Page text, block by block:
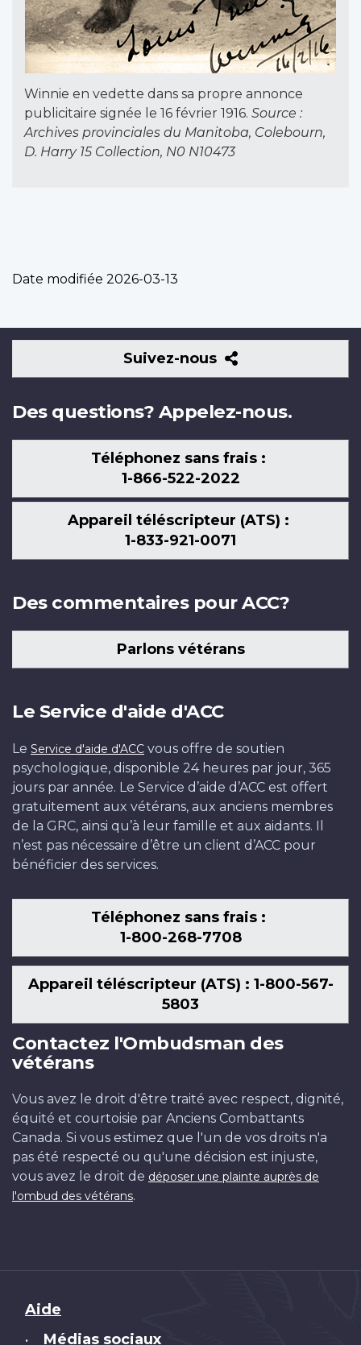
Winnie en vedette dans sa propre annonce
publicitaire signée le 16 février 1916. Source :
Archives provinciales du Manitoba, Colebourn,
D. Harry 15 Collection, N0 N10473
Date modifiée 2026-03-13
Suivez-nous
Suivez-
nous
Des questions? Appelez-nous.
Téléphonez sans frais :
1-866-522-2022
Appareil téléscripteur (ATS) :
1-833-921-0071
Des commentaires pour ACC?
Parlons vétérans
Le Service d'aide d'ACC
Le Service d'aide d'ACC vous offre de soutien
psychologique, disponible 24 heures par jour, 365
jours par année. Le Service d’aide d’ACC est offert
gratuitement aux vétérans, aux anciens membres
de la GRC, ainsi qu’à leur famille et aux aidants. Il
n’est pas nécessaire d’être un client d’ACC pour
bénéficier des services.
Téléphonez sans frais :
1-800-268-7708
Appareil téléscripteur (ATS) : 1-800-567-
5803
Contactez l'Ombudsman des
vétérans
Vous avez le droit d'être traité avec respect, dignité,
équité et courtoisie par Anciens Combattants
Canada. Si vous estimez que l'un de vos droits n'a
pas été respecté ou qu'une décision est injuste,
vous avez le droit de déposer une plainte auprès de
l'ombud des vétérans.
Brand
Aide
• Médias sociaux